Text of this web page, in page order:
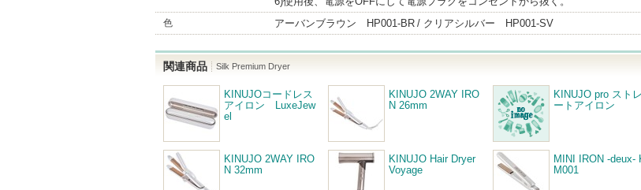
色 アーバンブラウン HP001-BR クリアシルバー HP001-SV
関連商品 Silk Premium Dryer
KINUJOコードレス
アイロン LuxeJew
el
KINUJO 2WAY IRO
N 26mm
KINUJO pro ストレ
ートアイロン
KINUJO 2WAY IRO
N 32mm
KINUJO Hair Dryer
Voyage
MINI IRON -deux-
M001